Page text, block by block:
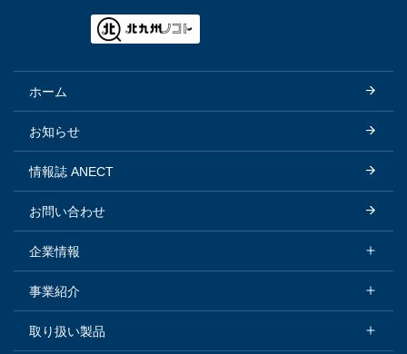
ホーム
お知らせ
情報誌 ANECT
お問い合わせ
企業情報
企業情報トップ
会社概要
事業紹介
事業紹介トップ
取り扱い製品